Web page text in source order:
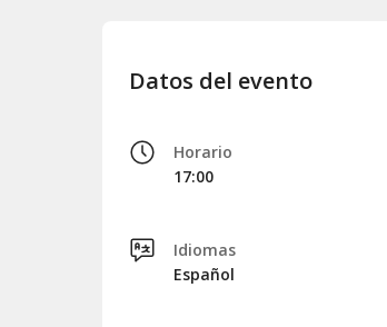
Datos del evento
Horario
17:00
Idiomas
Español